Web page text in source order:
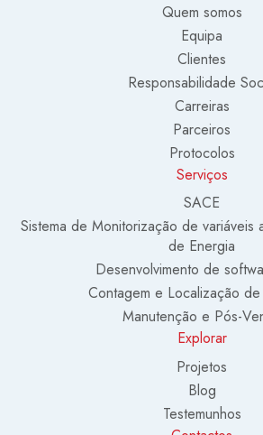
Quem somos
Equipa
Clientes
Responsabilidade
Carreiras
Parceiros
Protocolos
Serviços
SACE
Sistema de Monitorização de variáveis
de Energia
Desenvolvimento de
Contagem e Localização
Manutenção e Pós-
Explorar
Projetos
Blog
Testemunhos